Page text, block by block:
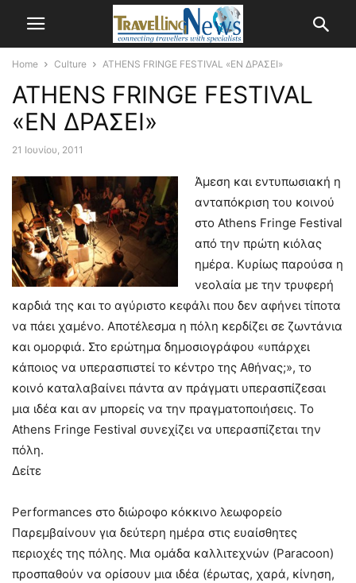
Home Culture ATHENS FRINGE FESTIVAL «ΕΝ ΔΡΑΣΕΙ»
ATHENS FRINGE FESTIVAL
«ΕΝ ΔΡΑΣΕΙ»
21 Ιουνίου, 2011
Άμεση και εντυπωσιακή η
ανταπόκριση του κοινού
στο Athens Fringe Festival
από την πρώτη κιόλας
ημέρα. Κυρίως παρούσα η
νεολαία με την τρυφερή
καρδιά της και το αγύριστο κεφάλι που δεν αφήνει τίποτα
να πάει χαμένο. Αποτέλεσμα η πόλη κερδίζει σε ζωντάνια
και ομορφιά. Στο ερώτημα δημοσιογράφου «υπάρχει
κάποιος να υπερασπιστεί το κέντρο της Αθήνας;», το
κοινό καταλαβαίνει πάντα αν πράγματι υπερασπίζεσαι
μια ιδέα και αν μπορείς να την πραγματοποιήσεις. Το
Athens Fringe Festival συνεχίζει να υπερασπίζεται την
πόλη.
Δείτε
Performances στο διώροφο κόκκινο λεωφορείο
Παρεμβαίνουν για δεύτερη ημέρα στις ευαίσθητες
περιοχές της πόλης. Μια ομάδα καλλιτεχνών (Paracoon)
προσπαθούν να ορίσουν μια ιδέα (έρωτας, χαρά, κίνηση,